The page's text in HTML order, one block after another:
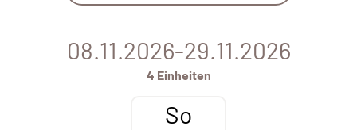
08.11.2026-29.11.2026
4 Einheiten
So